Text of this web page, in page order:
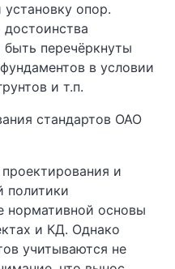
опор.
перечёркнуты
в условии
и т.п.
стандартов ОАО
и
политики
нормативной основы
и КД. Однако
учитываются не